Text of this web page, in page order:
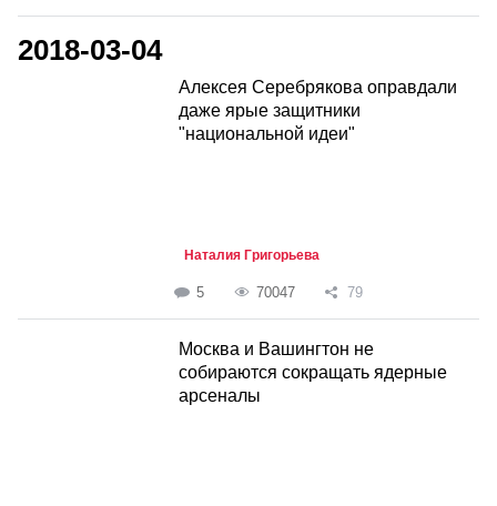
2018-03-04
Алексея Серебрякова оправдали
даже ярые защитники
"национальной идеи"
Наталия Григорьева
5 70047 79
Москва и Вашингтон не
собираются сокращать ядерные
арсеналы